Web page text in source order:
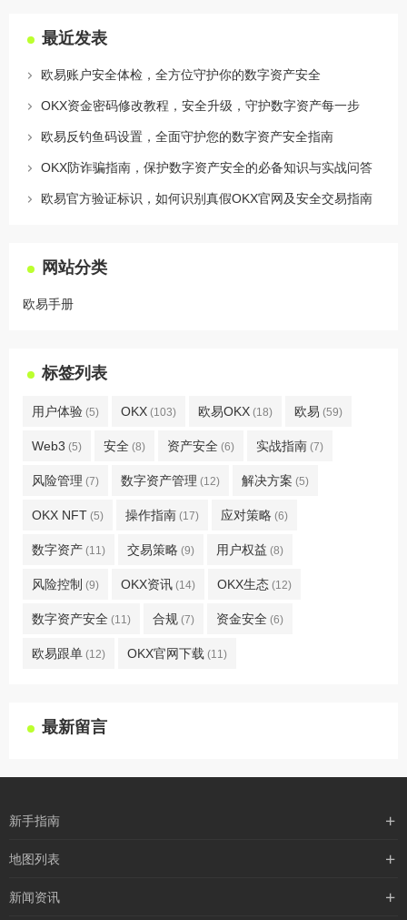
最近发表
欧易账户安全体检，全方位守护你的数字资产安全
OKX资金密码修改教程，安全升级，守护数字资产每一步
欧易反钓鱼码设置，全面守护您的数字资产安全指南
OKX防诈骗指南，保护数字资产安全的必备知识与实战问答
欧易官方验证标识，如何识别真假OKX官网及安全交易指南
网站分类
欧易手册
标签列表
用户体验 (5) OKX (103) 欧易OKX (18) 欧易 (59)
Web3 (5) 安全 (8) 资产安全 (6) 实战指南 (7)
风险管理 (7) 数字资产管理 (12) 解决方案 (5)
OKX NFT (5) 操作指南 (17) 应对策略 (6)
数字资产 (11) 交易策略 (9) 用户权益 (8)
风险控制 (9) OKX资讯 (14) OKX生态 (12)
数字资产安全 (11) 合规 (7) 资金安全 (6)
欧易跟单 (12) OKX官网下载 (11)
最新留言
新手指南
购买流程
地图列表
最新文章
新闻资讯